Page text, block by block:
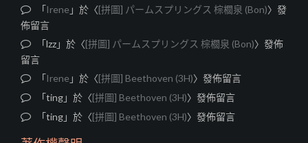
「Irene 」於〈[拼圖] パームスプリングス 棕櫚泉 (Bon)〉發
佈留言
「lzz 」於〈[拼圖] パームスプリングス 棕櫚泉 (Bon)〉發佈
留言
「Irene 」於〈[拼圖] Beethoven (3H)〉發佈留言
「ting 」於〈[拼圖] Beethoven (3H)〉發佈留言
「ting 」於〈[拼圖] Beethoven (3H)〉發佈留言